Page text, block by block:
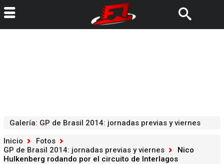
Galería: GP de Brasil 2014: jornadas previas y viernes
Inicio
Fotos
GP de Brasil 2014: jornadas previas y viernes
Nico
Hulkenberg rodando por el circuito de Interlagos